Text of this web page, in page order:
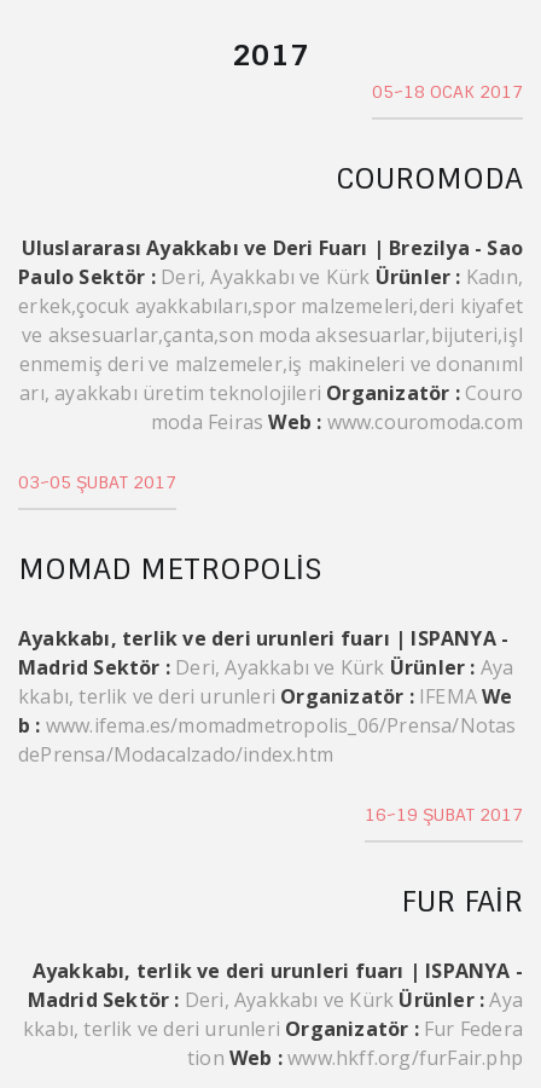
2017
05~18 OCAK 2017
COUROMODA
Uluslararası Ayakkabı ve Deri Fuarı | Brezilya - Sao
Paulo Sektör :Deri, Ayakkabı ve Kürk Ürünler : Kadın,
erkek,çocuk ayakkabıları,spor malzemeleri,deri kiyafet
ve aksesuarlar,çanta,son moda aksesuarlar,bijuteri,işl
enmemiş deri ve malzemeler,iş makineleri ve donanıml
arı, ayakkabı üretim teknolojileri Organizatör :Couro
moda FeirasWeb : www.couromoda.com
03~05 ŞUBAT 2017
MOMAD METROPOLIS
Ayakkabı, terlik ve deri urunleri fuarı | ISPANYA -
Madrid Sektör : Deri, Ayakkabı ve Kürk Ürünler : Aya
kkabı, terlik ve deri urunleri Organizatör :IFEMAWe
b : www.ifema.es/momadmetropolis_06/Prensa/Notas
dePrensa/Modacalzado/index.htm
16~19 ŞUBAT 2017
FUR FAIR
Ayakkabı, terlik ve deri urunleri fuarı | ISPANYA -
Madrid Sektör : Deri, Ayakkabı ve Kürk Ürünler :Aya
kkabı, terlik ve deri urunleri Organizatör :Fur Federa
tion Web :www.hkff.org/furFair.php